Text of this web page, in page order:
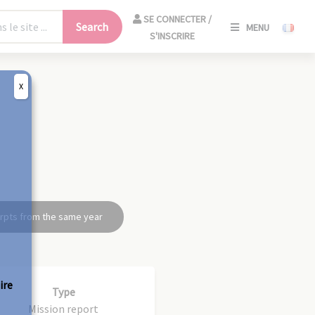
Search
SE CONNECTER /
S'INSCRIRE
MENU
from the same year
Type
Mission report
X